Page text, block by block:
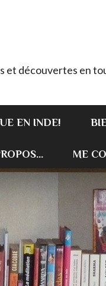
et découvertes en
EN INDE!
ME